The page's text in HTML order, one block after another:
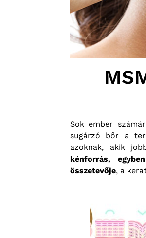
Sok ember
sugárzó bőr a
azoknak, akik
kénforrás,
összetevője, a